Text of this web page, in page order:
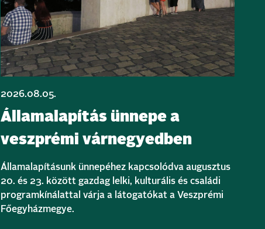
2026.08.05.
Államalapítás ünnepe a
veszprémi várnegyedben
Államalapításunk ünnepéhez kapcsolódva augusztus
20. és 23. között gazdag lelki, kulturális és családi
programkínálattal várja a látogatókat a Veszprémi
Főegyházmegye.